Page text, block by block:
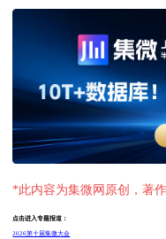
*此内容为集微网原创，著
点击进入专题报道：
2026第十届集微大会